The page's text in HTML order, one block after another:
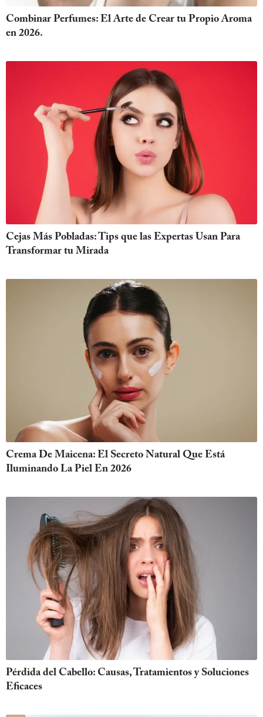
Combinar Perfumes: El Arte de Crear tu Propio Aroma
en 2026.
Cejas Más Pobladas: Tips que las Expertas Usan Para
Transformar tu Mirada
Crema De Maicena: El Secreto Natural Que Está
Iluminando La Piel En 2026
Pérdida del Cabello: Causas, Tratamientos y Soluciones
Eficaces